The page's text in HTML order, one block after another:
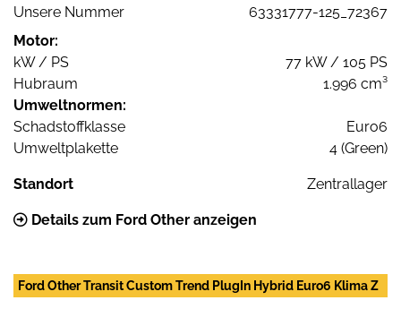
Unsere Nummer
63331777-125_72367
Motor:
kW / PS
77 kW / 105 PS
Hubraum
1.996 cm³
Umweltnormen:
Schadstoffklasse
Euro6
Umweltplakette
4 (Green)
Standort Zentrallager
Details zum Ford Other anzeigen
Ford Other Transit Custom Trend PlugIn Hybrid Euro6 Klima Z